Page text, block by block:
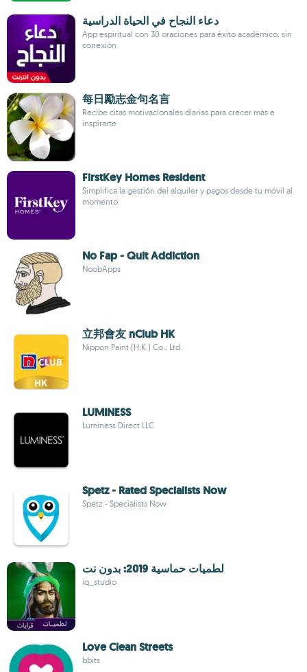
دعاء النجاح في الحياة الدراسية
App espiritual con 30 oraciones para éxito académico, sin
conexión
每日勵志金句名言
Recibe citas motivacionales diarias para crecer más e
inspirarte
FirstKey Homes Resident
Simplifica la gestión del alquiler y pagos desde tu móvil al
momento
No Fap - Quit Addiction
NoobApps
立邦會友 nClub HK
Nippon Paint (H.K.) Co., Ltd.
LUMINESS
Luminess Direct LLC
Spetz - Rated Specialists Now
Spetz - Specialists Now
لطميات حماسية 2019: بدون نت
iq_studio
Love Clean Streets
bbits